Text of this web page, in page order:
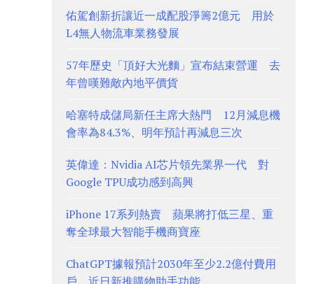
佑駕創新折讓近一成配股淨籌2億元 用於
L4無人物流車業務發展
57年歷史「頂好大光麵」宣布結束營運 去
年曾嘆難敵內地平價貨
哈塞特成儲局新任主席大熱門 12月減息機
會率為84.3%、明年預計再減息三次
英偉達：Nvidia AI芯片領先業界一代 對
Google TPU成功感到高興
iPhone 17系列熱賣 蘋果將打低三星、重
奪全球最大智能手機商寶座
ChatGPT據報預計2030年至少2.2億付費用